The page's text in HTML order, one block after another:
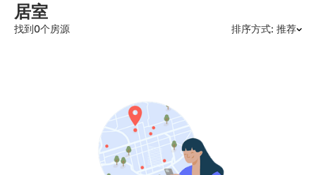
居室
找到0个房源 排序方式: 推荐